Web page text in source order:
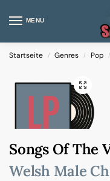
MENU
Startseite / Genres / Pop /
Songs Of The
Welsh Male